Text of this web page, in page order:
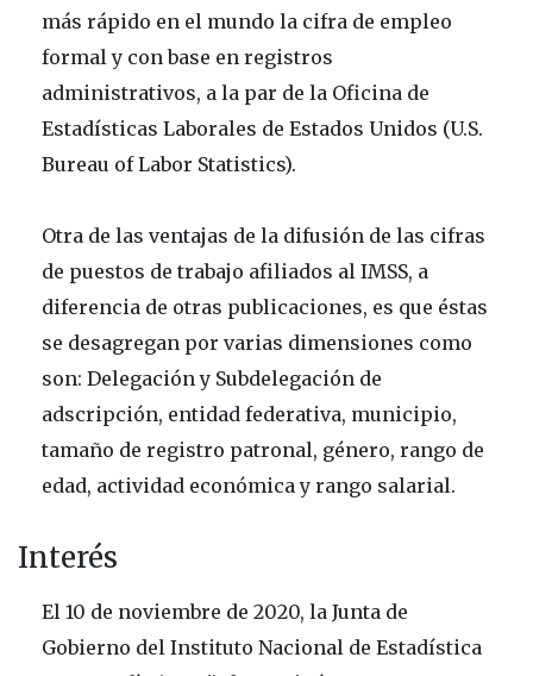
más rápido en el mundo la cifra de empleo
formal y con base en registros
administrativos, a la par de la Oficina de
Estadísticas Laborales de Estados Unidos (U.S.
Bureau of Labor Statistics).
Otra de las ventajas de la difusión de las cifras
de puestos de trabajo afiliados al IMSS, a
diferencia de otras publicaciones, es que éstas
se desagregan por varias dimensiones como
son: Delegación y Subdelegación de
adscripción, entidad federativa, municipio,
tamaño de registro patronal, género, rango de
edad, actividad económica y rango salarial.
Interés
El 10 de noviembre de 2020, la Junta de
Gobierno del Instituto Nacional de Estadística